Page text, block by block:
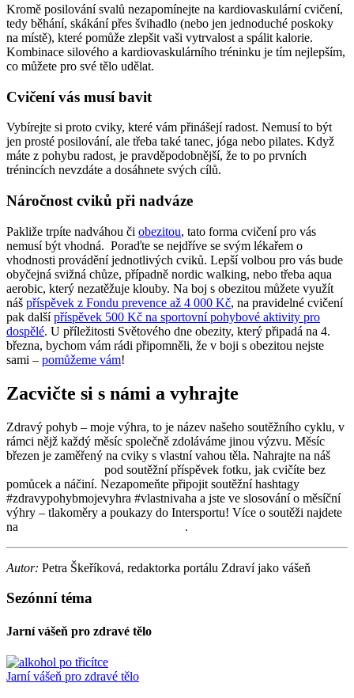
Kromě posilování svalů nezapomínejte na kardiovaskulární cvičení,
tedy běhání, skákání přes švihadlo (nebo jen jednoduché poskoky
na místě), které pomůže zlepšit vaši vytrvalost a spálit kalorie.
Kombinace silového a kardiovaskulárního tréninku je tím nejlepším,
co můžete pro své tělo udělat.
Cvičení vás musí bavit
Vybírejte si proto cviky, které vám přinášejí radost. Nemusí to být
jen prosté posilování, ale třeba také tanec, jóga nebo pilates. Když
máte z pohybu radost, je pravděpodobnější, že to po prvních
trénincích nevzdáte a dosáhnete svých cílů.
Náročnost cviků při nadváze
Pakliže trpíte nadváhou či obezitou, tato forma cvičení pro vás
nemusí být vhodná. Poraďte se nejdříve se svým lékařem o
vhodnosti provádění jednotlivých cviků. Lepší volbou pro vás bude
obyčejná svižná chůze, případně nordic walking, nebo třeba aqua
aerobic, který nezatěžuje klouby. Na boj s obezitou můžete využít
náš příspěvek z Fondu prevence až 4 000 Kč, na pravidelné cvičení
pak dalšípříspěvek 500 Kč na sportovní pohybové aktivity pro
dospělé. U příležitosti Světového dne obezity, který připadá na 4.
března, bychom vám rádi připomněli, že v boji s obezitou nejste
sami – pomůžeme vám!
Zacvičte si s námi a vyhrajte
Zdravý pohyb – moje výhra, to je název našeho soutěžního cyklu, v
rámci nějž každý měsíc společně zdoláváme jinou výzvu. Měsíc
březen je zaměřený na cviky s vlastní vahou těla. Nahrajte na náš
pod soutěžní příspěvek fotku, jak cvičíte bez
pomůcek a náčiní. Nezapomeňte připojit soutěžní hashtagy
#zdravypohybmojevyhra #vlastnivaha a jste ve slosování o měsíční
výhry – tlakoměry a poukazy do Intersportu! Více o soutěži najdete
na
.
Autor: Petra Škeříková, redaktorka portálu Zdraví jako vášeň
Sezónní téma
Jarní vášeň pro zdravé tělo
Jarní vášeň pro zdravé tělo